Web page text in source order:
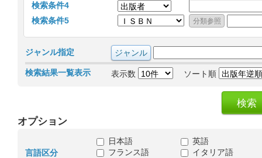
検索条件4
検索条件5
ジャンル指定
検索結果一覧表示 表示数 ソート順
オプション
言語区分
日本語
英語
フランス語
イタリア語